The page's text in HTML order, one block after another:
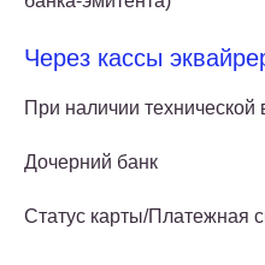
Через кассы
При наличии технической
Дочерний банк
Статус карты/Платежная